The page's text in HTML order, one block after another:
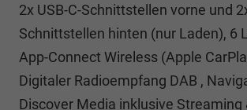
2x USB-C-Schnittstellen vorne und
Schnittstellen hinten (nur Laden), 6
App-Connect Wireless (Apple
Digitaler Radioempfang DAB ,
Discover Media inklusive Streaming